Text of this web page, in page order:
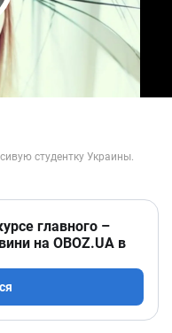
Video
главного –
на OBOZ.UA в